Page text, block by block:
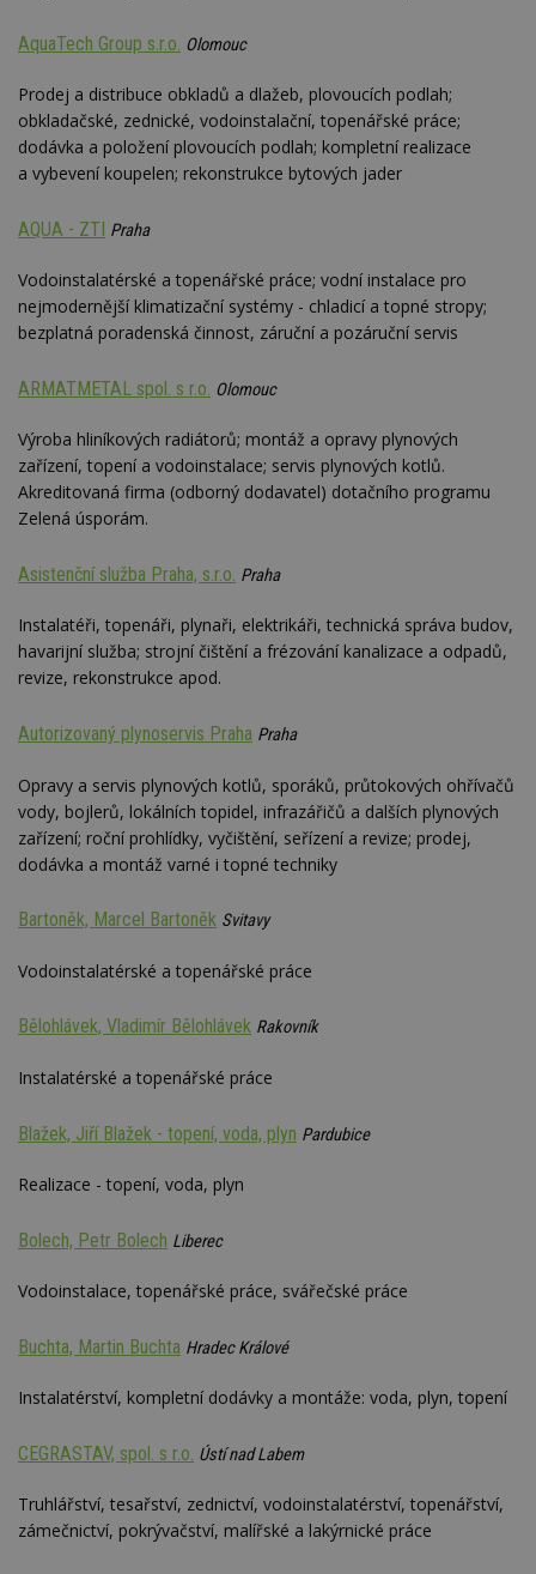
AquaTech Group s.r.o. Olomouc
Prodej a distribuce obkladů a dlažeb, plovoucích podlah;
obkladačské, zednické, vodoinstalační, topenářské práce;
dodávka a položení plovoucích podlah; kompletní realizace
a vybevení koupelen; rekonstrukce bytových jader
AQUA - ZTI Praha
Vodoinstalatérské a topenářské práce; vodní instalace pro
nejmodernější klimatizační systémy - chladicí a topné stropy;
bezplatná poradenská činnost, záruční a pozáruční servis
ARMATMETAL spol. s r.o. Olomouc
Výroba hliníkových radiátorů; montáž a opravy plynových
zařízení, topení a vodoinstalace; servis plynových kotlů.
Akreditovaná firma (odborný dodavatel) dotačního programu
Zelená úsporám.
Asistenční služba Praha, s.r.o. Praha
Instalatéři, topenáři, plynaři, elektrikáři, technická správa budov,
havarijní služba; strojní čištění a frézování kanalizace a odpadů,
revize, rekonstrukce apod.
Autorizovaný plynoservis Praha Praha
Opravy a servis plynových kotlů, sporáků, průtokových ohřívačů
vody, bojlerů, lokálních topidel, infrazářičů a dalších plynových
zařízení; roční prohlídky, vyčištění, seřízení a revize; prodej,
dodávka a montáž varné i topné techniky
Bartoněk, Marcel Bartoněk Svitavy
Vodoinstalatérské a topenářské práce
Bělohlávek, Vladimír Bělohlávek Rakovník
Instalatérské a topenářské práce
Blažek, Jiří Blažek - topení, voda, plyn Pardubice
Realizace - topení, voda, plyn
Bolech, Petr Bolech Liberec
Vodoinstalace, topenářské práce, svářečské práce
Buchta, Martin Buchta Hradec Králové
Instalatérství, kompletní dodávky a montáže: voda, plyn, topení
CEGRASTAV, spol. s r.o. Ústí nad Labem
Truhlářství, tesařství, zednictví, vodoinstalatérství, topenářství,
zámečnictví, pokrývačství, malířské a lakýrnické práce